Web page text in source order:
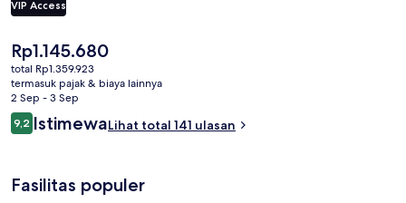
outdoor adalah keunggulan lain yang dapat Anda nikmati, dan hotel
apartemen dilengkapi bathtub berendam dan dapur.
VIP Access
Harga
saat
ini
Rp1.145.680
Rp1.145.680
total Rp1.359.923
termasuk pajak & biaya lainnya
2 Sep - 3 Sep
Ulasan
9,29,2 dari 10
IstimewaLihat total 141 ulasan
Fasilitas populer